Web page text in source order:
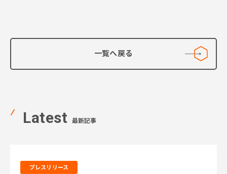
一覧へ戻る
Latest 最新記事
プレスリリース